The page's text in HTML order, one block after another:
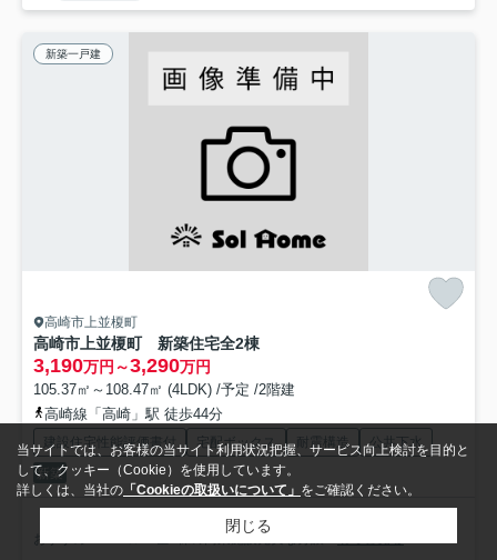
新築一戸建
高崎市上並榎町
高崎市上並榎町 新築住宅全2棟
3,190万円～3,290万円
105.37㎡～108.47㎡ (4LDK) /予定 /2階建
高崎線「高崎」駅 徒歩44分
建設住宅性能評価書付 宅配ボックス 耐震構造
公共下水
新築
《月々８万円台、駐車場4台、4LDK、西小学校、第一中学校》 ☆物件
おすすめPOINT☆ ・全2棟の商業施設充実な分譲...
当サイトでは、お客様の当サイト利用状況把握、サービス向上検討を目的と
して、クッキー（Cookie）を使用しています。
詳しくは、当社の 「Cookieの取扱いについて」 をご確認ください。
閉じる